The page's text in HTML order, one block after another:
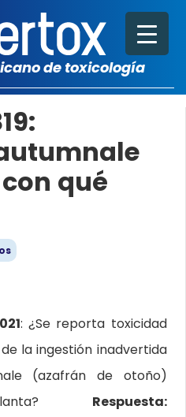
de toxicología
qué
: ¿Se reporta toxicidad
la ingestión inadvertida
(azafrán de otoño)
planta? Respuesta: